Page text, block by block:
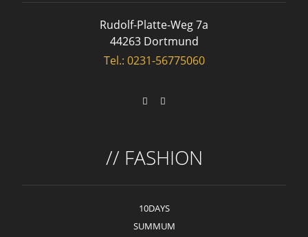
Rudolf-Platte-Weg 7a
44263 Dortmund
Tel.: 0231-56775060
// FASHION
10DAYS
SUMMUM